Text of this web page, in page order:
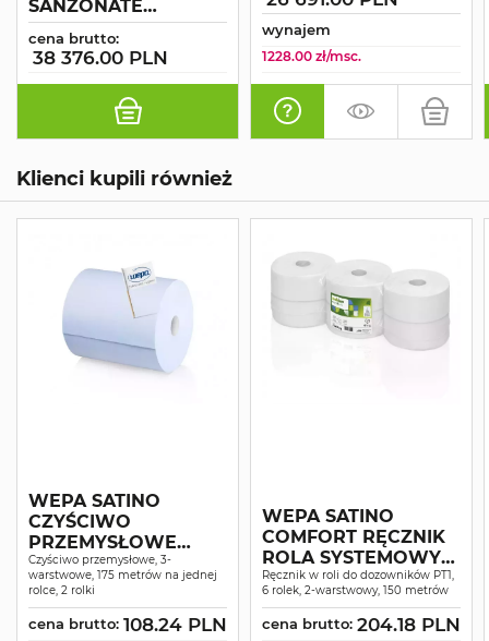
SANZONATE
AQUAKART
cena brutto:
38 376.00 PLN
wynajem
1228.00 zł/msc.
Klienci kupili również
WEPA SATINO
CZYŚCIWO
PRZEMYSŁOWE
COMFORT
NIEBIESKIE
RECYKLING 3W 175M
A2
Czyściwo przemysłowe, 3-
warstwowe, 175 metrów na jednej
rolce, 2 rolki
cena brutto: 108.24 PLN
WEPA SATINO
COMFORT RĘCZNIK
ROLA SYSTEMOWY
MAKULATURA
ŚNIEŻNOBIAŁY 2W
150MB A6
Ręcznik w roli do dozowników PT1,
6 rolek, 2-warstwowy, 150 metrów
cena brutto: 204.18 PLN